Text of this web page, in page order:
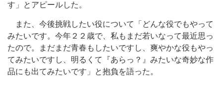
す」とアピールした。
また、今後挑戦したい役について「どんな役でもやって
みたいです。今年２２歳で、私もまだ若いなって最近思っ
たので。まだまだ青春もしたいですし、爽やかな役もやっ
てみたいですし、明るくて『あらっ？』みたいな奇妙な作
品にも出てみたいです」と抱負を語った。